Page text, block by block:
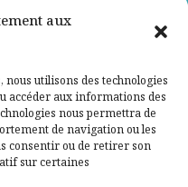
aux
utilisons des technologies
accéder aux informations des
nous permettra de
de navigation ou les
consentir ou de retirer son
sur certaines